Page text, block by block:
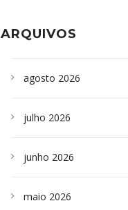
sepultados em SP
ARQUIVOS
agosto 2026
julho 2026
junho 2026
maio 2026